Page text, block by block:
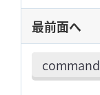
最前面へ
command